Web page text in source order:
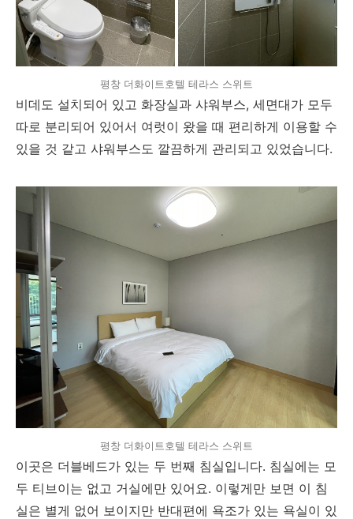
평창 더화이트호텔 테라스 스위트
비데도 설치되어 있고 화장실과 샤워부스, 세면대가 모두
따로 분리되어 있어서 여럿이 왔을 때 편리하게 이용할 수
있을 것 같고 샤워부스도 깔끔하게 관리되고 있었습니다.
평창 더화이트호텔 테라스 스위트
이곳은 더블베드가 있는 두 번째 침실입니다. 침실에는 모
두 티브이는 없고 거실에만 있어요. 이렇게만 보면 이 침
실은 별게 없어 보이지만 반대편에 욕조가 있는 욕실이 있